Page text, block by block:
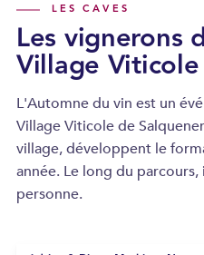
LES CAVES
Les vignerons
Village
L'Automne du vin est un
Village Viticole de
village, développent le
année. Le long du parcours,
personne.